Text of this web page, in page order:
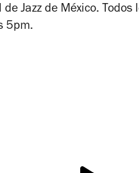
Jazz de México.
5pm.